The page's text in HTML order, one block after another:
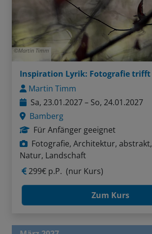
Martin Timm
Martin Timm
Sa, 23.01.2027 – So, 24.01.2027
Bamberg
Für Anfänger geeignet
Fotografie, Architektur, abstrakt,
Natur, Landschaft
299€ p.P. (nur Kurs)
Zum Kurs